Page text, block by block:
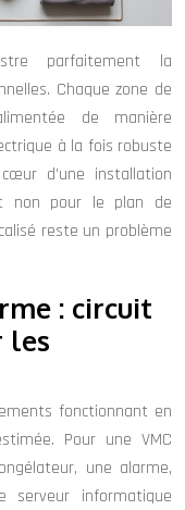
parfaitement la
Chaque zone de
de manière
à la fois robuste
d’une installation
non pour le plan de
reste un problème
: circuit
les
fonctionnant en
Pour une VMC
une alarme,
informatique